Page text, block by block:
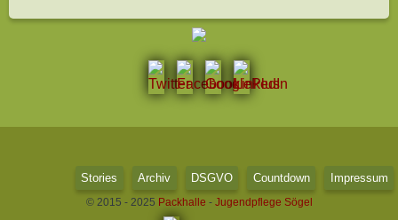
Impressum
Countdown
DSGVO
Archiv
Stories
© 2015 - 2025 Packhalle - Jugendpflege Sögel